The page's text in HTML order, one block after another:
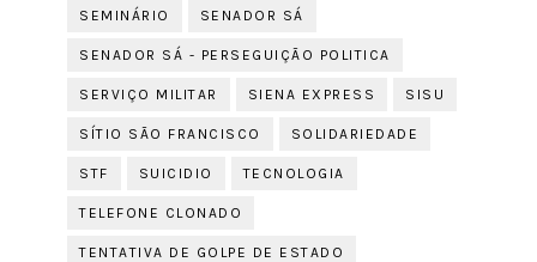
SEMINÁRIO SENADOR SÁ
SENADOR SÁ - PERSEGUIÇÃO POLITICA
SERVIÇO MILITAR SIENA EXPRESS SISU
SÍTIO SÃO FRANCISCO SOLIDARIEDADE
STF SUICIDIO TECNOLOGIA
TELEFONE CLONADO
TENTATIVA DE GOLPE DE ESTADO